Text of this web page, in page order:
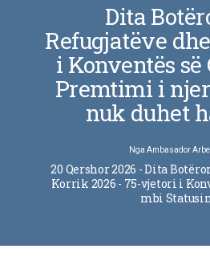
Dita
Refugjatëve
i Konventës së
Premtimi i
nuk duhet
Nga Ambasador
20 Qershor 2026 - Dita
Korrik 2026 - 75-vjetori i
mbi